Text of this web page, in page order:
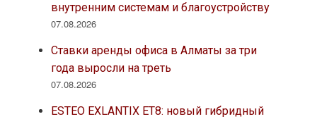
внутренним системам и благоустройству
07.08.2026
Ставки аренды офиса в Алматы за три
года выросли на треть
07.08.2026
ESTEO EXLANTIX ET8: новый гибридный